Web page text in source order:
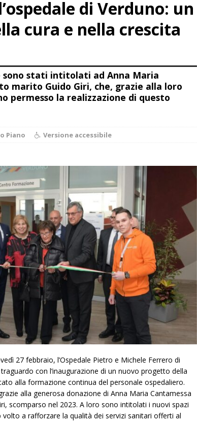
PRIMO PIANO
]
Abitare il piemontese / La parola della settimana è Bifa
]
] Dal 13 al 16 agosto a Priocca c’è la Sagra della costata di
PIANO
]
di Verduno: un
cura e nella crescita
sono stati intitolati ad Anna Maria
marito Guido Giri, che, grazie alla loro
permesso la realizzazione di questo
Piano Versione accessibile
27 febbraio, l’Ospedale Pietro e Michele Ferrero di
con l’inaugurazione di un nuovo progetto della
alla formazione continua del personale ospedaliero.
alla generosa donazione di Anna Maria Cantamessa
scomparso nel 2023. A loro sono intitolati i nuovi spazi
volto a rafforzare la qualità dei servizi sanitari offerti al